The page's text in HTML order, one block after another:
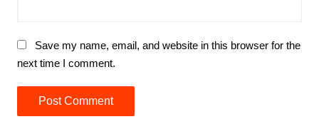
Save my name, email, and website in this browser for the
next time I comment.